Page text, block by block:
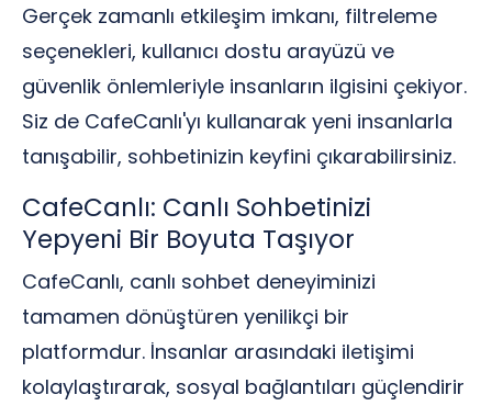
Gerçek zamanlı etkileşim imkanı, filtreleme
seçenekleri, kullanıcı dostu arayüzü ve
güvenlik önlemleriyle insanların ilgisini çekiyor.
Siz de CafeCanlı'yı kullanarak yeni insanlarla
tanışabilir, sohbetinizin keyfini çıkarabilirsiniz.
CafeCanlı: Canlı Sohbetinizi
Yepyeni Bir Boyuta Taşıyor
CafeCanlı, canlı sohbet deneyiminizi
tamamen dönüştüren yenilikçi bir
platformdur. İnsanlar arasındaki iletişimi
kolaylaştırarak, sosyal bağlantıları güçlendirir